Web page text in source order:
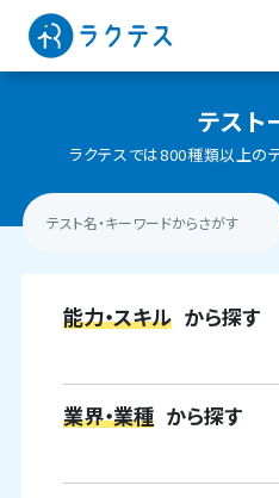
テスト
ラクテスでは800種類以上の
能力・スキル から探す
業界・業種 から探す